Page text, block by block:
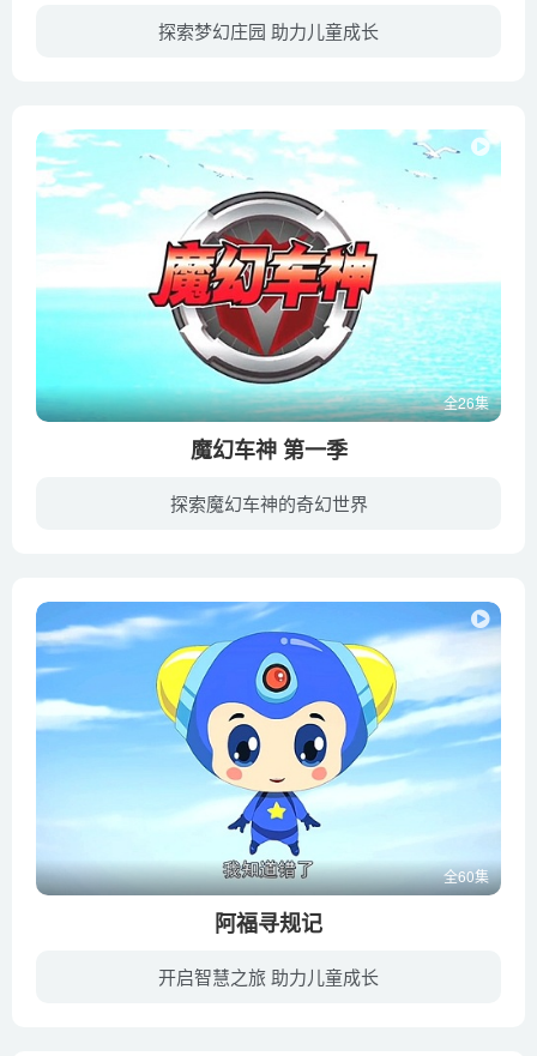
探索梦幻庄园 助力儿童成长
全26集
魔幻车神 第一季
探索魔幻车神的奇幻世界
全60集
阿福寻规记
开启智慧之旅 助力儿童成长